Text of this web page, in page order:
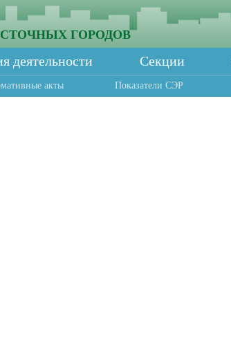
ГОРОДОВ
деятельности Секции
акты Показатели СЭР